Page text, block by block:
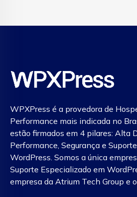
WPXPress é a provedora de
Performance mais indicada no
estão firmados em 4 pilares: Alta
Performance, Segurança e
WordPress. Somos a única
Suporte Especializado em
empresa da Atrium Tech Group e